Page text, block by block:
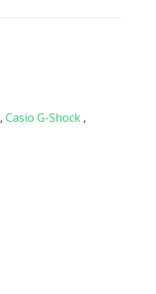
, Casio G-Shock ,